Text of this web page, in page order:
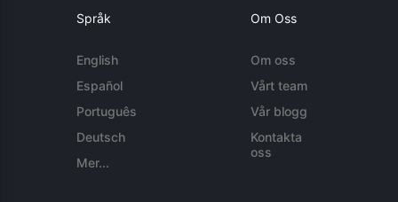
Språk
English
Español
Português
Deutsch
Mer...
Om Oss
Om oss
Vårt team
Vår blogg
Kontakta
oss